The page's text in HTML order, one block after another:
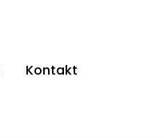
Kontakt